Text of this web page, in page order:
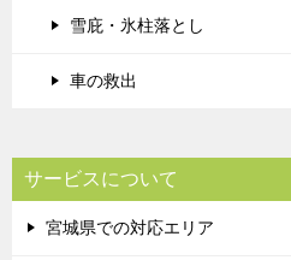
雪庇・氷柱落とし
車の救出
サービスについて
宮城県での対応エリア